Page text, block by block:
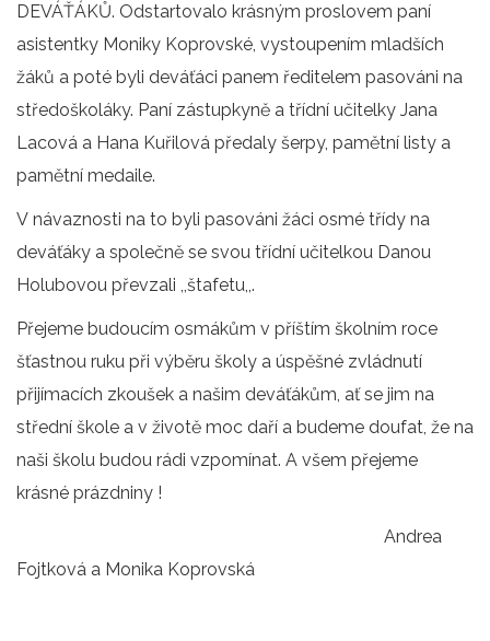
DEVÁŤÁKŮ. Odstartovalo krásným proslovem paní
asistentky Moniky Koprovské, vystoupením mladších
žáků a poté byli deváťáci panem ředitelem pasováni na
středoškoláky. Paní zástupkyně a třídní učitelky Jana
Lacová a Hana Kuřilová předaly šerpy, pamětní listy a
pamětní medaile.
V návaznosti na to byli pasováni žáci osmé třídy na
deváťáky a společně se svou třídní učitelkou Danou
Holubovou převzali ,,štafetu,,.
Přejeme budoucím osmákům v příštím školním roce
šťastnou ruku při výběru školy a úspěšné zvládnutí
přijímacích zkoušek a našim deváťákům, ať se jim na
střední škole a v životě moc daří a budeme doufat, že na
naši školu budou rádi vzpomínat. A všem přejeme
krásné prázdniny !
Andrea
Fojtková a Monika Koprovská